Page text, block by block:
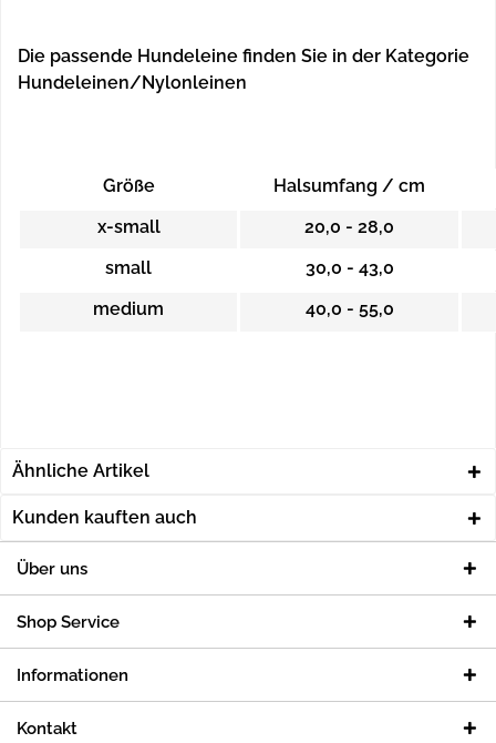
Die passende Hundeleine finden Sie in der Kategorie
Hundeleinen/Nylonleinen
Größe
Halsumfang / cm
x-small
20,0 - 28,0
small
30,0 - 43,0
medium
40,0 - 55,0
Ähnliche Artikel
Kunden kauften auch
Über uns
Shop Service
Informationen
Kontakt